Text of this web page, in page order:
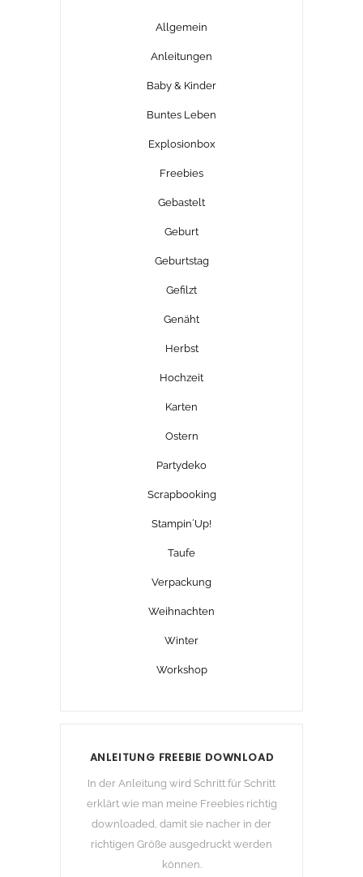
Allgemein
Anleitungen
Baby & Kinder
Buntes Leben
Explosionbox
Freebies
Gebastelt
Geburt
Geburtstag
Gefilzt
Genäht
Herbst
Hochzeit
Karten
Ostern
Partydeko
Scrapbooking
Stampin´Up!
Taufe
Verpackung
Weihnachten
Winter
Workshop
ANLEITUNG FREEBIE DOWNLOAD
In der Anleitung wird Schritt für Schritt
erklärt wie man meine Freebies richtig
downloaded, damit sie nacher in der
richtigen Größe ausgedruckt werden
können.